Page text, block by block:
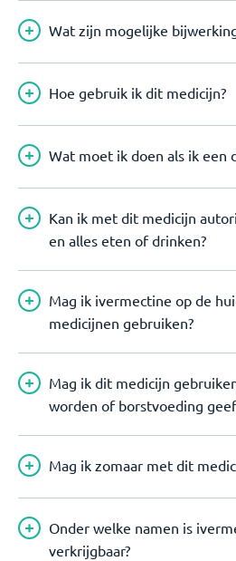
Wat zijn mogelijke
Hoe gebruik ik dit medicijn?
Wat moet ik doen als ik een
Kan ik met dit medicijn
en alles eten of drinken?
Mag ik ivermectine op de
medicijnen gebruiken?
Mag ik dit medicijn
worden of borstvoeding
Mag ik zomaar met dit
Onder welke namen is
verkrijgbaar?